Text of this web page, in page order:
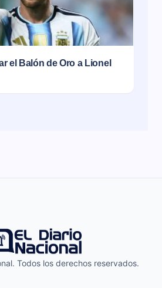
el Balón de Oro a Lionel
Todos los derechos reservados.